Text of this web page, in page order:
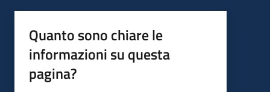
Quanto sono chiare le
informazioni su questa
pagina?